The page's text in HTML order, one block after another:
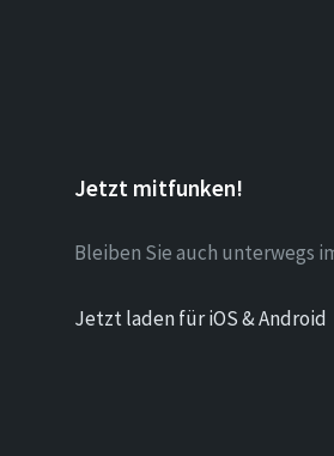
Jetzt mitfunken!
Bleiben Sie auch unterwegs
Jetzt laden für iOS & Android